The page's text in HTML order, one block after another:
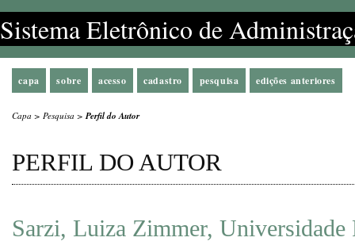
Sistema Eletrônico de
capa sobre acesso cadastro pesquisa edições anteriores
Capa > Pesquisa >Perfil do Autor
PERFIL DO AUTOR
Sarzi, Luiza Zimmer, Universidade